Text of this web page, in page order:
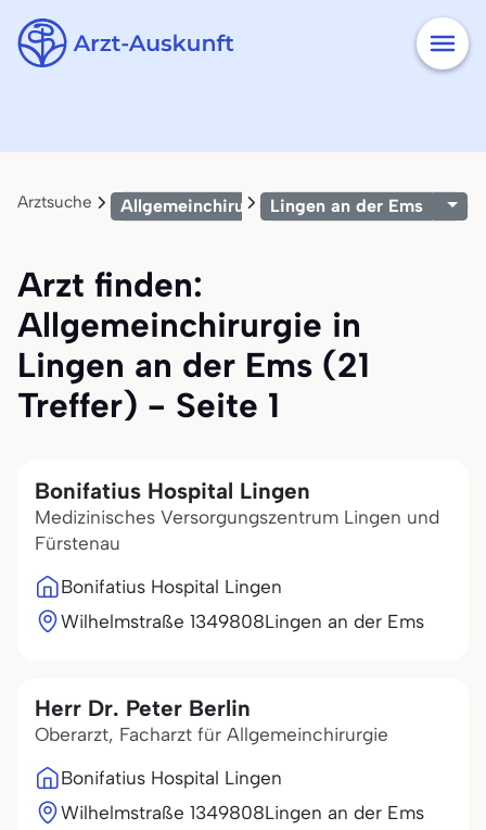
Arztsuche AllgemeinchirurgieLingen an der Ems
Arzt finden:
Allgemeinchirurgie in
Lingen an der Ems (21
Treffer) - Seite 1
Bonifatius Hospital Lingen
Medizinisches Versorgungszentrum Lingen und
Fürstenau
Bonifatius Hospital Lingen
Wilhelmstraße 1349808Lingen an der Ems
Herr Dr. Peter Berlin
Oberarzt, Facharzt für Allgemeinchirurgie
Bonifatius Hospital Lingen
Wilhelmstraße 1349808Lingen an der Ems